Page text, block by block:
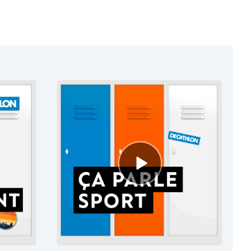
Episode
play
icon